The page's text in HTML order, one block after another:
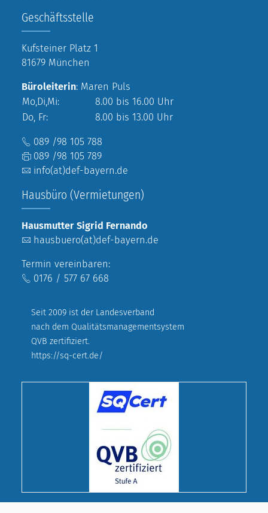
Geschäftsstelle
Kufsteiner Platz 1
81679 München
Büroleiterin: Maren Puls
Mo,Di,Mi:
8.00 bis 16.00 Uhr
Do, Fr:
8.00 bis 13.00 Uhr
089 /98 105 788
089 /98 105 789
info(at)def-bayern.de
Hausbüro (Vermietungen)
Hausmutter Sigrid Fernando
hausbuero(at)def-bayern.de
Termin vereinbaren:
0176 / 577 67 668
Seit 2009 ist der Landesverband
nach dem Qualitätsmanagementsystem
QVB zertifiziert.
https://sq-cert.de/